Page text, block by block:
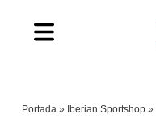
Toggle
Portada » Iberian Sportshop »